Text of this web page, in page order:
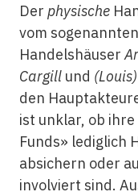
Der physische
vom
Handelshäuser
Cargillund
den
ist unklar, ob
Funds» lediglich
absichern oder
involviert sind.